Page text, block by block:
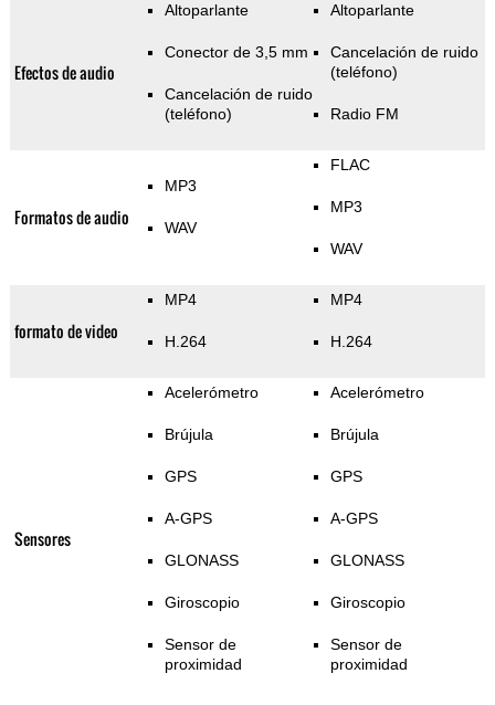
Efectos de audio
Altoparlante
Conector de 3,5 mm
Cancelación de ruido
(teléfono)
Altoparlante
Cancelación de ruido
(teléfono)
Radio FM
Formatos de audio
MP3
WAV
FLAC
MP3
WAV
formato de video
MP4
H.264
MP4
H.264
Sensores
Acelerómetro
Brújula
GPS
A-GPS
GLONASS
Giroscopio
Sensor de
proximidad
Acelerómetro
Brújula
GPS
A-GPS
GLONASS
Giroscopio
Sensor de
proximidad